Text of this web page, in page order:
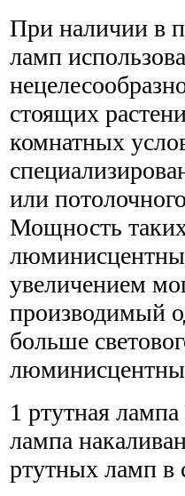
При наличии в
ламп
стоящих
комнатных
или
Мощность
увеличением
производимый
больше
1 ртутная
лампа
ртутных ламп в